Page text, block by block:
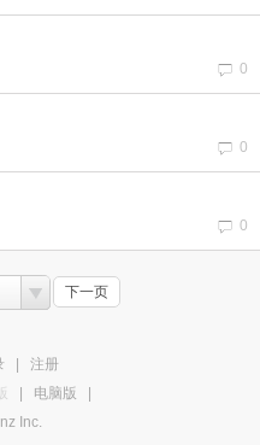
0
0
0
下一页
注册
电脑版
Inc.